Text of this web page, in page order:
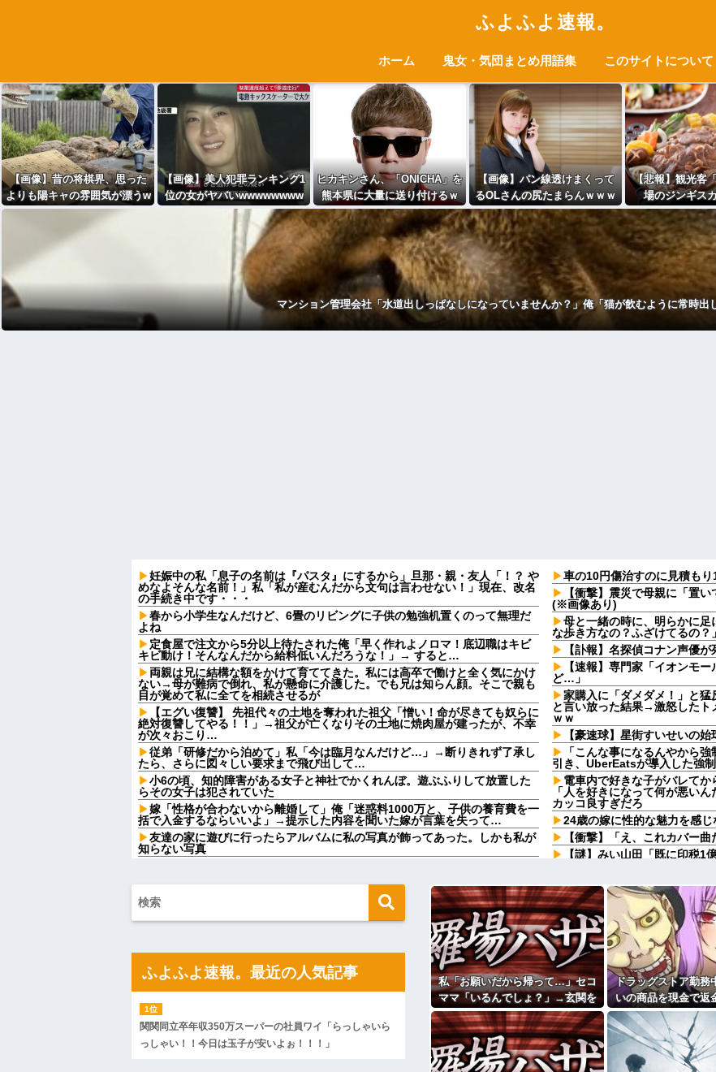
ふよふよ速報。
ホーム 鬼女・気団まとめ用語集 このサイトについて
【画像】昔の将棋界、思った
よりも陽キャの雰囲気が漂うw
wwwwww
【画像】美人犯罪ランキング1
位の女がヤバいwwwwwwww
w
ヒカキンさん、「ONICHA」を
熊本県に大量に送り付けるｗ
ｗｗｗｗ
【画像】パン線透けまくって
るOLさんの尻たまらんｗｗｗ
ｗｗｗｗｗｗｗ
【悲報】観光客
場のジンギス
い！」道民ワ
マンション管理会社「水道出しっぱなしになっていませんか？」俺「猫が飲むように常時
妊娠中の私「息子の名前は『パスタ』にするから」旦那・親・友人「！？ や
めなよそんな名前！」私「私が産むんだから文句は言わせない！」現在、改名
の手続き中です・・・
春から小学生なんだけど、6畳のリビングに子供の勉強机置くのって無理だ
よね
定食屋で注文から5分以上待たされた俺「早く作れよノロマ！底辺職はキビ
キビ動け！そんなんだから給料低いんだろうな！」→ すると…
両親は兄に結構な額をかけて育ててきた。私には高卒で働けと全く気にかけ
ない→母が難病で倒れ、私が懸命に介護した。でも兄は知らん顔。そこで親も
目が覚めて私に全てを相続させるが
【エグい復讐】 先祖代々の土地を奪われた祖父「憎い！命が尽きても奴らに
絶対復讐してやる！！」→祖父が亡くなりその土地に焼肉屋が建ったが、不幸
が次々おこり…
従弟「研修だから泊めて」私「今は臨月なんだけど…」→断りきれず了承し
たら、さらに図々しい要求まで飛び出して…
小6の頃、知的障害がある女子と神社でかくれんぼ。遊ぶふりして放置した
らその女子は犯されていた
嫁「性格が合わないから離婚して」俺「迷惑料1000万と、子供の養育費を一
括で入金するならいいよ」→提示した内容を聞いた嫁が言葉を失って…
友達の家に遊びに行ったらアルバムに私の写真が飾ってあった。しかも私が
知らない写真
【緊急】爆美女「すみません。砲弾3つ持ってきました」警察「！？」自衛
隊「！？」→結果w w w w w w w w
【悲報】Z世代「なんでセルフレジなのに自分で商品通さないといけないん
【超絶悲報】婚活女子さん、残酷な現実に気付いてしまった結果…
【衝撃】YouTuber山口達也さん、チェンソーで竹を切るだけで600万再生
を突破してしまう←正直、こう言うのでいいんだよなw w w w w w w w
【衝撃画像】中学生「先生！水泳で水着になるのイヤです！」先生「分かっ
た」→結果まさかの『こう』なってしまうw w w w w w w
ドラッグストア勤務中。カード払いの商品を現金で返金してほしいと言い張
る女性客。断っても引き下がらず、その後まさかの展開に…
ブサイクでモテなかった俺に奇跡的にできた優しくて可愛い彼女と結婚！…
する直前、彼女妹のせいで想定外すぎる事態になってしまったんだが………？
車の10円傷治すのに見積もり
【衝撃】震災で母親に「置
(※画像あり)
母と一緒の時に、明らかに
な歩き方なの？ふざけてるの？」
【訃報】名探偵コナン声優
【速報】専門家「イオンモ
ど…」
家購入に「ダメダメ！」と猛
と言い放った結果→激怒したト
ｗｗ
【豪速球】星街すいせいの始
「こんな事になるんやから
引き、UberEatsが導入した強
電車内で好きな子がバレて
「人を好きになって何が悪い
カッコ良すぎだろ
24歳の嫁に性的な魅力を感
【衝撃】「え、これカバー
【謎】みい山田「既に印税
旦那との出会いは親にも言っ
24歳の嫁に性的な魅力を感
【ドン引き】彼からプロポー
てんだけど、これからは毎日
ら、アド変してロミオメールが
映像制作の仕事
【奇跡】浮気嫁がモラハラ
いたｗｗｗ
先に帰宅して先に夕飯を食べ
言っても旦那が自分の食べた食
た」って言いながら何回も繰り
主な税金の成り立ちを調べて
私「お願いだから帰って…」セコ
ママ「いるんでしょ？」→玄関を
ガチャガチャされ、警察を呼ぶ事
態になって…
ドラッグストア勤務
いの商品を現金で返
と言い張る女性客。
下がらず、その後
に…
ふよふよ速報。最近の人気記事
関関同立卒年収350万スーパーの社員ワイ「らっしゃいら
っしゃい！！今日は玉子が安いよぉ！！！」